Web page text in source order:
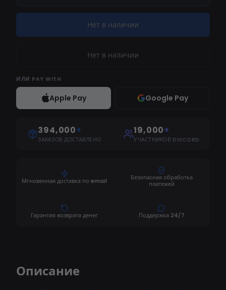
Нет в наличии
Нет в наличии
ИЛИ PAY WITH
Apple Pay Google Pay
394,000+
ЗАКАЗОВ ДОСТАВЛЕНО
19,000+
УЧАСТНИКОВ DISCORD
Мгновенная доставка по email
Безопасная обработка
платежей
Гарантия возврата денег Поддержка 24/7
Описание